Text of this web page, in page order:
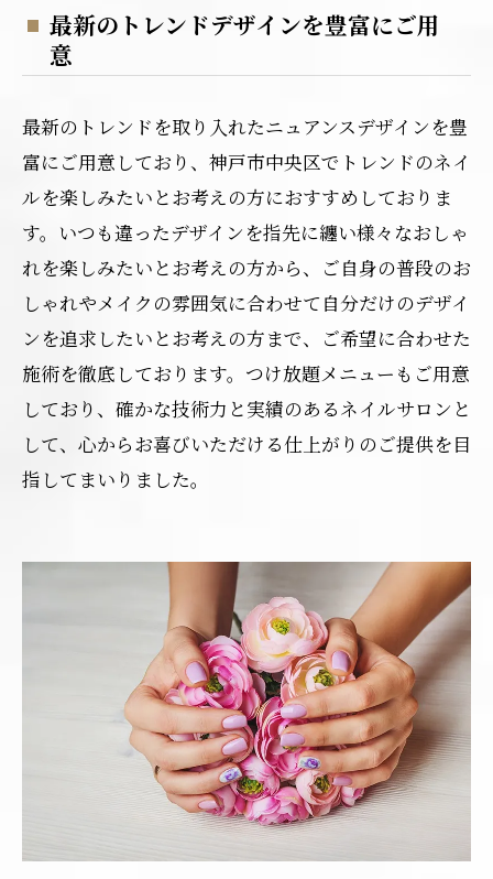
最新のトレンドデザインを豊富にご用
意
最新のトレンドを取り入れたニュアンスデザインを豊
富にご用意しており、神戸市中央区でトレンドのネイ
ルを楽しみたいとお考えの方におすすめしておりま
す。いつも違ったデザインを指先に纏い様々なおしゃ
れを楽しみたいとお考えの方から、ご自身の普段のお
しゃれやメイクの雰囲気に合わせて自分だけのデザイ
ンを追求したいとお考えの方まで、ご希望に合わせた
施術を徹底しております。つけ放題メニューもご用意
しており、確かな技術力と実績のあるネイルサロンと
して、心からお喜びいただける仕上がりのご提供を目
指してまいりました。